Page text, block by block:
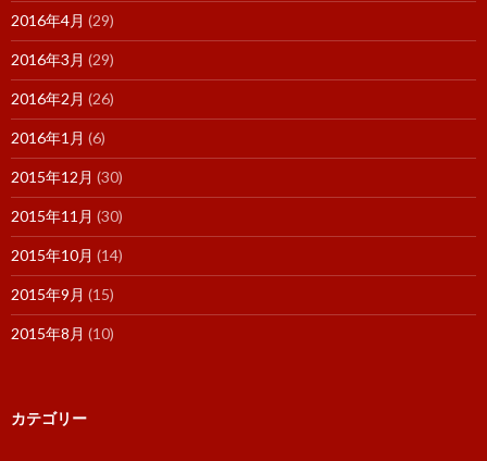
2016年4月 (29)
2016年3月 (29)
2016年2月 (26)
2016年1月 (6)
2015年12月 (30)
2015年11月 (30)
2015年10月 (14)
2015年9月 (15)
2015年8月 (10)
カテゴリー